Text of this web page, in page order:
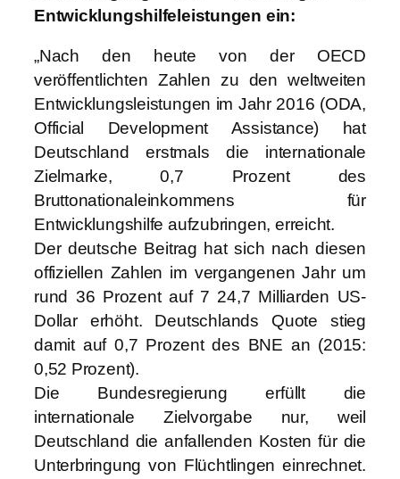
Entwicklungshilfeleistungen ein:
„Nach den heute von der OECD
veröffentlichten Zahlen zu den weltweiten
Entwicklungsleistungen im Jahr 2016 (ODA,
Official Development Assistance) hat
Deutschland erstmals die internationale
Zielmarke, 0,7 Prozent des
Bruttonationaleinkommens für
Entwicklungshilfe aufzubringen, erreicht.
Der deutsche Beitrag hat sich nach diesen
offiziellen Zahlen im vergangenen Jahr um
rund 36 Prozent auf 7 24,7 Milliarden US-
Dollar erhöht. Deutschlands Quote stieg
damit auf 0,7 Prozent des BNE an (2015:
0,52 Prozent).
Die Bundesregierung erfüllt die
internationale Zielvorgabe nur, weil
Deutschland die anfallenden Kosten für die
Unterbringung von Flüchtlingen einrechnet.